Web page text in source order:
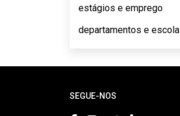
estágios e emprego
departamentos e
SEGUE-NOS